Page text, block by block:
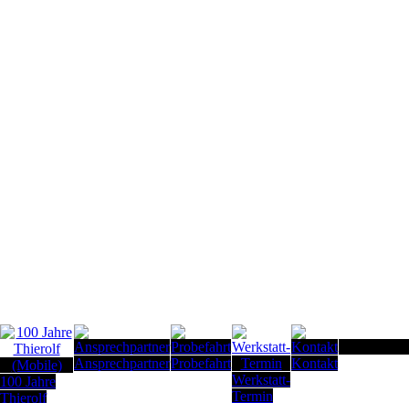
100 Jahre
Thierolf
AnsprechpartnerProbefahrt
Werkstatt-
Termin
Kontakt